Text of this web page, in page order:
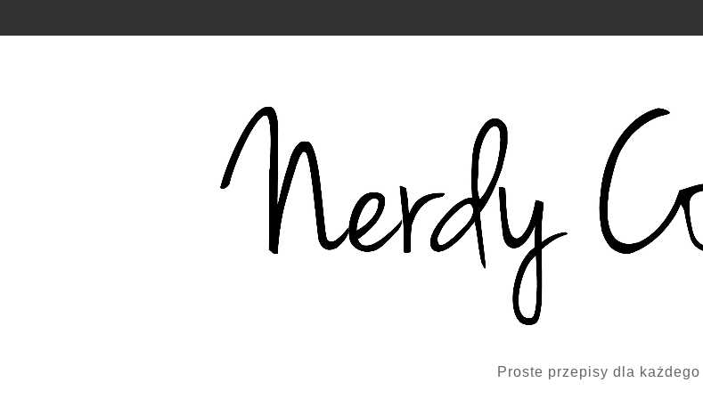
Proste przepisy dla każdego